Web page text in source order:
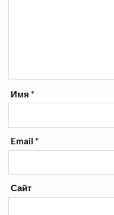
Имя*
Email*
Сайт